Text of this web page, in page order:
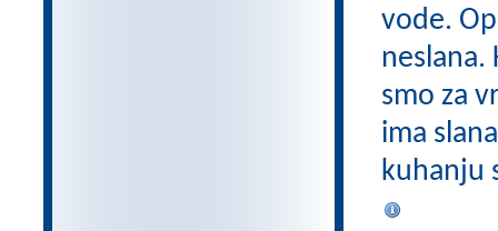
vode.
neslana.
smo za
ima
kuhanju